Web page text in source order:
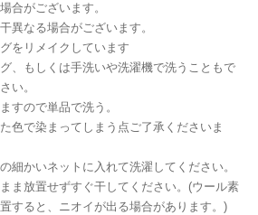
合がございます。
異なる場合がございます。
をリメイクしています
、もしくは手洗いや洗濯機で洗うこともで
い。
すので単品で洗う。
色で染まってしまう点ご了承くださいま
細かいネットに入れて洗濯してください。
ま放置せずすぐ干してください。(ウール素
すると、ニオイが出る場合があります。)